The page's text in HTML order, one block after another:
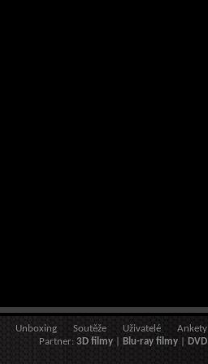
Ankety
Uživatelé
Soutěže
Unboxing
Partner: 3D filmy| Blu-ray filmy| DVD